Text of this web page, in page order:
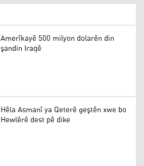
Amerîkayê 500 milyon dolarên din
şandin Iraqê
Hêla Asmanî ya Qeterê geştên xwe bo
Hewlêrê dest pê dike